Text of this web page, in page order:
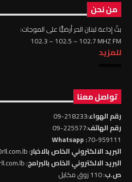
من نحن
بثّ إذاعة لبنان الحر أرضيًّا على الموجات:
102.3 – 102.5 – 102.7 MHZ FM
للمزيد
تواصل معنا
رقم الهواء:218233-09
رقم الهاتف:225577-09
70-959111
: Whatsapp
البريد الالكتروني الخاص بالاخبار: news@rll.com.lb
البريد الالكتروني الخاص بالبرامج: info@rll.com.lb
ص.ب: 110 زوق مكايل